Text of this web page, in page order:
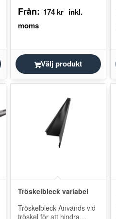
kablar på vägg eller direkt
för exempelvis verkstad,
Från: 174kr
Välj produkt
Tröskelbleck variabel
Tröskelbleck Används vid
tröskel för att hindra